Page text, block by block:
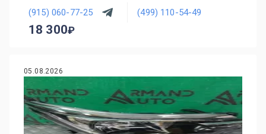
(915) 060-77-25 (499) 110-54-49
18 300
05.08.2026